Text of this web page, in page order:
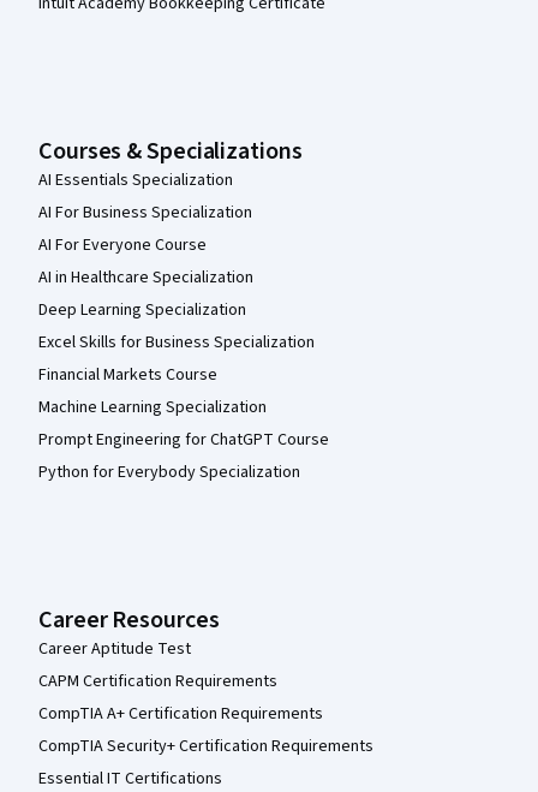
Courses & Specializations
AI Essentials Specialization
AI For Business Specialization
AI For Everyone Course
AI in Healthcare Specialization
Deep Learning Specialization
Excel Skills for Business Specialization
Financial Markets Course
Machine Learning Specialization
Prompt Engineering for ChatGPT Course
Python for Everybody Specialization
Career Resources
Career Aptitude Test
CAPM Certification Requirements
CompTIA A+ Certification Requirements
CompTIA Security+ Certification Requirements
Essential IT Certifications